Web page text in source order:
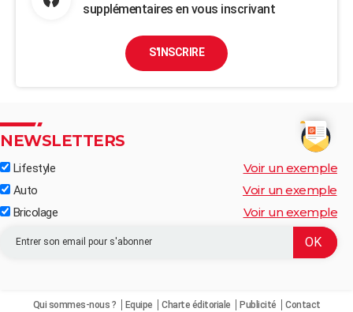
supplémentaires en vous inscrivant
S'INSCRIRE
NEWSLETTERS
Lifestyle Voir un exemple
Auto Voir un exemple
Bricolage Voir un exemple
Qui sommes-nous ? Equipe Charte éditoriale Publicité Contact